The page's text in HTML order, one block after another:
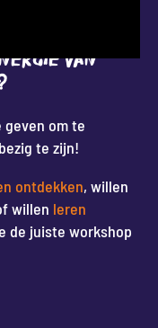
van
om te
te zijn!
ontdekken, willen
willen leren
de juiste workshop